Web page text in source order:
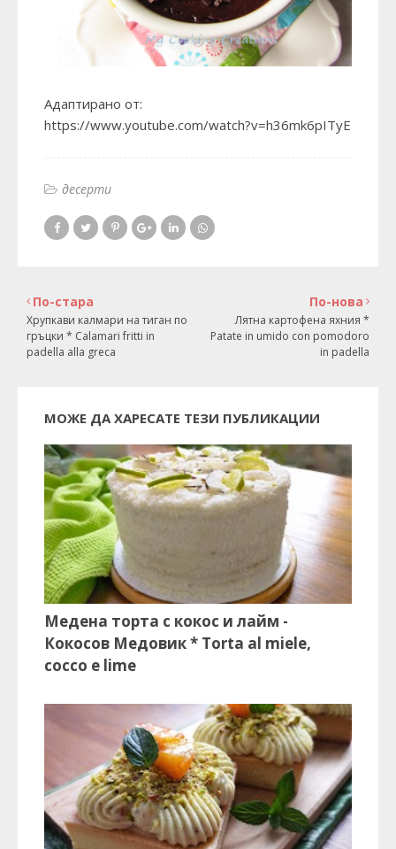
Адаптирано от:
https://www.youtube.com/watch?v=h36mk6pITyE
десерти
По-нова
Лятна картофена яхния *
Patate in umido con pomodoro
in padella
По-стара
Хрупкави калмари на тиган по
гръцки * Calamari fritti in
padella alla greca
МОЖЕ ДА ХАРЕСАТЕ ТЕЗИ ПУБЛИКАЦИИ
Медена торта с кокос и лайм -
Кокосов Медовик * Torta al miele,
cocco e lime